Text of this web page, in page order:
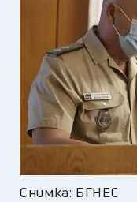
Снимка: БГНЕС